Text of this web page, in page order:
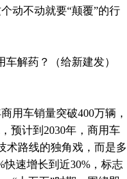
动不动就要“颠覆”的行
用车销量突破400万辆，
预计到2030年，商用车
术路线的独角戏，而是多
速增长到近30%，标志